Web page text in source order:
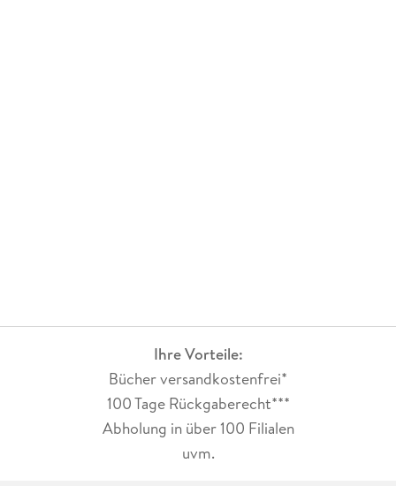
Ihre Vorteile:
Bücher versandkostenfrei*
100 Tage Rückgaberecht***
Abholung in über 100 Filialen
uvm.